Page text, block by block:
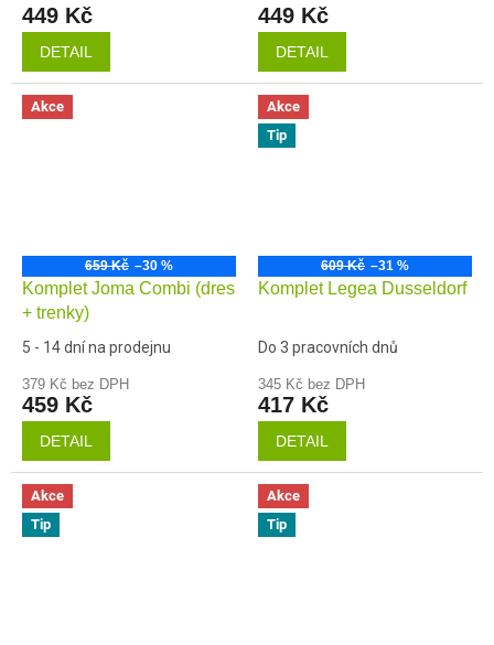
449 Kč
DETAIL
449 Kč
DETAIL
Akce
659 Kč –30 %
Komplet Joma Combi (dres
+ trenky)
5 - 14 dní na prodejnu
379 Kč bez DPH
459 Kč
DETAIL
Akce
Tip
609 Kč –31 %
Komplet Legea Dusseldorf
Do 3 pracovních dnů
345 Kč bez DPH
417 Kč
DETAIL
Akce
Tip
Akce
Tip